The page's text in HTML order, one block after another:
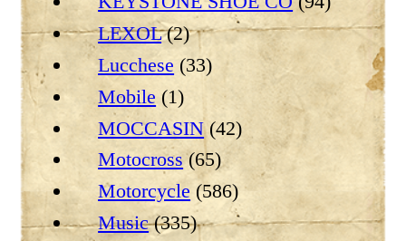
LEXOL(2)
Lucchese (33)
Mobile (1)
MOCCASIN(42)
Motocross(65)
Motorcycle (586)
Music(335)